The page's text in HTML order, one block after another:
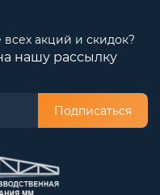
всех акций и скидок?
нашу рассылку
Подписаться